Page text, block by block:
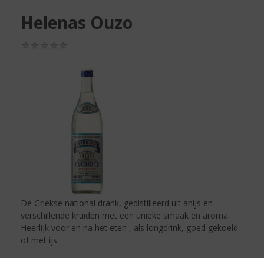
Helenas Ouzo
De Griekse national drank, gedistilleerd uit anijs en
verschillende kruiden met een unieke smaak en aroma.
Heerlijk voor en na het eten , als longdrink, goed gekoeld
of met ijs.